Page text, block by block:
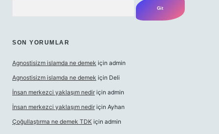
SON YORUMLAR
Agnostisizm islamda ne demek için admin
Agnostisizm islamda ne demek için Deli
İnsan merkezci yaklaşım nedir için admin
İnsan merkezci yaklaşım nedir için Ayhan
Çoğullaştırma ne demek TDK için admin